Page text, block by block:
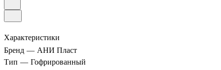
Характеристики
Бренд — АНИ Пласт
Тип — Гофрированный